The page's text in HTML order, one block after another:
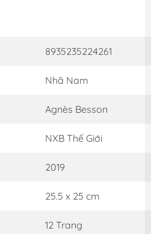
8935235224261
Nhã Nam
Agnès Besson
NXB Thế Giới
2019
25.5 x 25 cm
12 Trang